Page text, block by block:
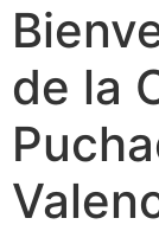
de la